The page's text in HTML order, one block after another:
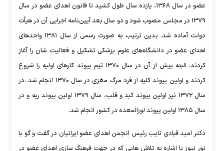
عضو در سال ۱۳۶۸، یازده سال طول کشید تا قانون اهدای عضو در سال
۱۳۷۹ در مجلس مصوب شود و دو سال بعد آیین‌نامه اجرایی آن در هیأت
دولت آماده شد. بدین ترتیب به‌ صورت رسمی از سال ۱۳۸۱ واحدهای
اهدای عضو در دانشگاه‌های علوم پزشکی تشکیل و فعالیت شان را آغاز
کردند. البته پیش از آن در سال ۱۳۷۰ تیم پیوند کارهای اولیه را شروع
کردند و اولین پیوند کلیه از فرد مرگ مغزی در سال ۱۳۷۰ انجام شد .در
سال ۱۳۷۲ نیز اولین پیوند کبد و قلب، سال ۱۳۷۹ اولین پیوند ریه و در
سال ۱۳۸۵ اولین پیوند لوزالمعده در کشور انجام شد.
دکتر امید قبادی نایب رئیس انجمن اهدای عضو ایرانیان در گفت و گو با
نور نیوز با اشاره به تلاش هایی که در جهت فرهنگ سازی اهدای عضو در